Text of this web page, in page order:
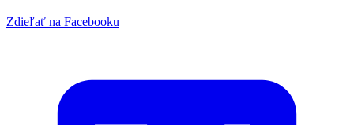
Zdieľať na Facebooku